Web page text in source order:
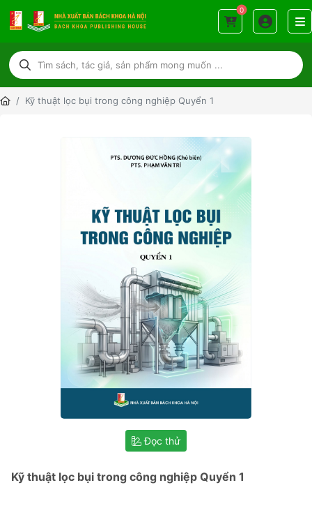
0
Kỹ thuật lọc bụi trong công nghiệp Quyển 1
Đọc thử
Kỹ thuật lọc bụi trong công nghiệp Quyển 1